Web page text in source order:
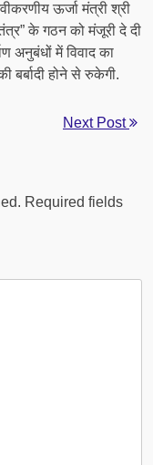
ऊर्जा मंत्री श्री
के गठन को मंजूरी दे दी
अनुबंधों में विवाद का
होने से रुकेगी.
Next Post
Required fields